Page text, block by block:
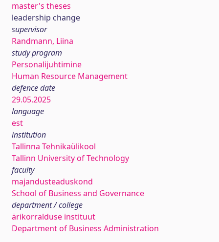
master's theses
leadership change
supervisor
Randmann, Liina
study program
Personalijuhtimine
Human Resource Management
defence date
29.05.2025
language
est
institution
Tallinna Tehnikaülikool
Tallinn University of Technology
faculty
majandusteaduskond
School of Business and Governance
department / college
ärikorralduse instituut
Department of Business Administration